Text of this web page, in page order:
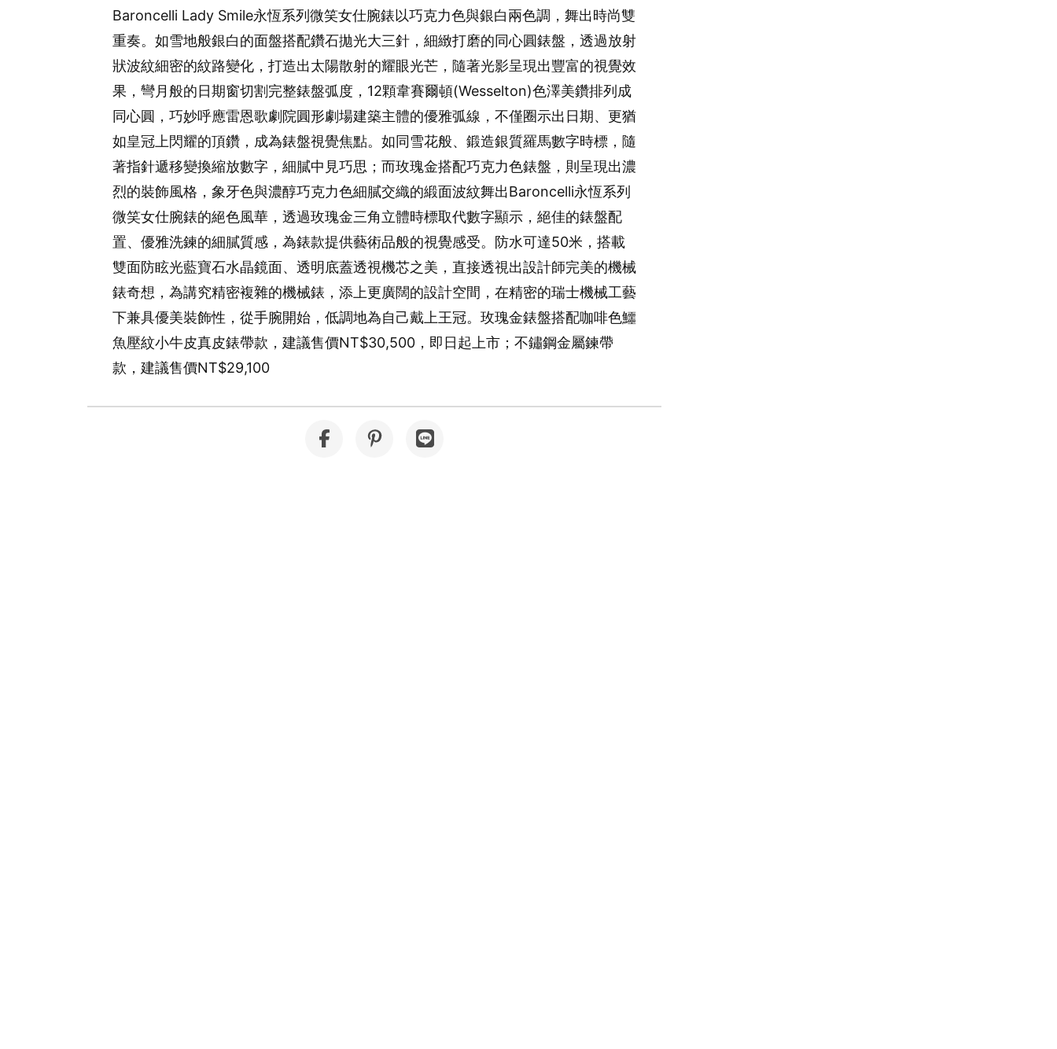
Baroncelli Lady Smile永恆系列微笑女仕腕錶以巧克力色與銀白兩色調，舞出時尚雙
重奏。如雪地般銀白的面盤搭配鑽石拋光大三針，細緻打磨的同心圓錶盤，透過放射
狀波紋細密的紋路變化，打造出太陽散射的耀眼光芒，隨著光影呈現出豐富的視覺效
果，彎月般的日期窗切割完整錶盤弧度，12顆韋賽爾頓(Wesselton)色澤美鑽排列成
同心圓，巧妙呼應雷恩歌劇院圓形劇場建築主體的優雅弧線，不僅圈示出日期、更猶
如皇冠上閃耀的頂鑽，成為錶盤視覺焦點。如同雪花般、鍛造銀質羅馬數字時標，隨
著指針遞移變換縮放數字，細膩中見巧思；而玫瑰金搭配巧克力色錶盤，則呈現出濃
烈的裝飾風格，象牙色與濃醇巧克力色細膩交織的緞面波紋舞出Baroncelli永恆系列
微笑女仕腕錶的絕色風華，透過玫瑰金三角立體時標取代數字顯示，絕佳的錶盤配
置、優雅洗鍊的細膩質感，為錶款提供藝術品般的視覺感受。防水可達50米，搭載
雙面防眩光藍寶石水晶鏡面、透明底蓋透視機芯之美，直接透視出設計師完美的機械
錶奇想，為講究精密複雜的機械錶，添上更廣闊的設計空間，在精密的瑞士機械工藝
下兼具優美裝飾性，從手腕開始，低調地為自己戴上王冠。玫瑰金錶盤搭配咖啡色鱷
魚壓紋小牛皮真皮錶帶款，建議售價NT$30,500，即日起上市；不鏽鋼金屬鍊帶
款，建議售價NT$29,100